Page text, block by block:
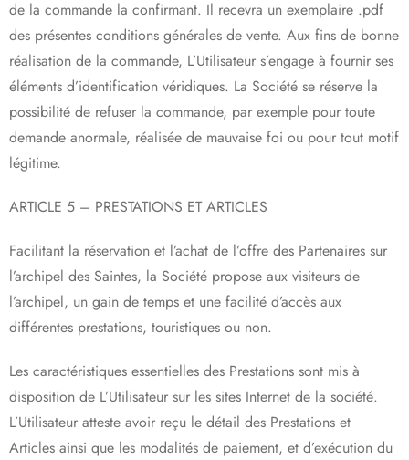
de la commande la confirmant. Il recevra un exemplaire .pdf
des présentes conditions générales de vente. Aux fins de bonne
réalisation de la commande, L’Utilisateur s’engage à fournir ses
éléments d’identification véridiques. La Société se réserve la
possibilité de refuser la commande, par exemple pour toute
demande anormale, réalisée de mauvaise foi ou pour tout motif
légitime.
ARTICLE 5 – PRESTATIONS ET ARTICLES
Facilitant la réservation et l’achat de l’offre des Partenaires sur
l’archipel des Saintes, la Société propose aux visiteurs de
l’archipel, un gain de temps et une facilité d’accès aux
différentes prestations, touristiques ou non.
Les caractéristiques essentielles des Prestations sont mis à
disposition de L’Utilisateur sur les sites Internet de la société.
L’Utilisateur atteste avoir reçu le détail des Prestations et
Articles ainsi que les modalités de paiement, et d’exécution du